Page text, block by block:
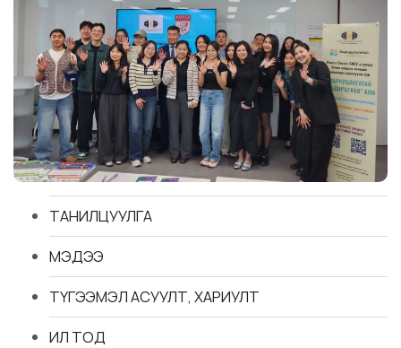
ТАНИЛЦУУЛГА
МЭДЭЭ
ТҮГЭЭМЭЛ АСУУЛТ, ХАРИУЛТ
ИЛ ТОД